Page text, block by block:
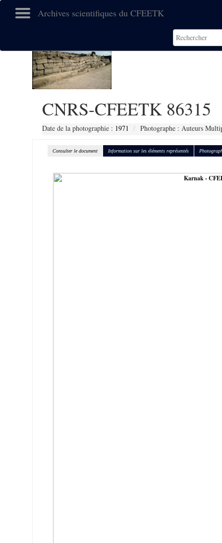
Archives scientifiques du CFEETK
CNRS-CFEETK 86315
Date de la photographie : 1971 Photographe : Auteurs
Consulter le document Information sur les éléments représentés